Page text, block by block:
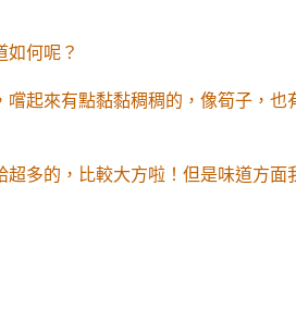
如何呢？
起來有點黏黏稠稠的，像筍子，也
多的，比較大方啦！但是味道方面